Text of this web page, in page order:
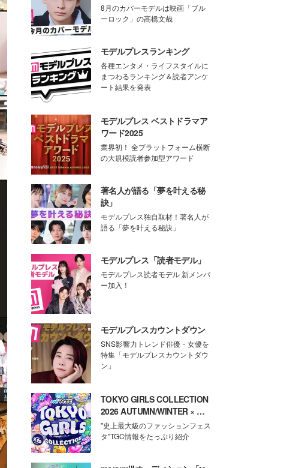
8月のカバーモデルは映画「ブル
ーロック」の高橋文哉
モデルプレスランキング
各種エンタメ・ライフスタイルに
まつわるランキング＆読者アンケ
ート結果を発表
モデルプレス ベストドラマア
ワード2025
業界初！ 全プラットフォーム横断
の大規模読者参加型アワード
著名人が語る「夢を叶える秘
訣」
モデルプレス独自取材！著名人が
語る「夢を叶える秘訣」
モデルプレス「読者モデル」
モデルプレス読者モデル 新メンバ
ー加入！
モデルプレスカウントダウン
SNS影響力トレンド俳優・女優を
特集「モデルプレスカウントダウ
ン」
TOKYO GIRLS COLLECTION
2026 AUTUMN/WINTER × モ
デルプレス
"史上最大級のファッションフェス
タ"TGC情報をたっぷり紹介